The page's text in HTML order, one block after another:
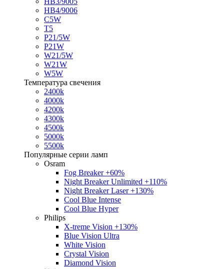
HB4/9006
C5W
T5
P21/5W
P21W
W21/5W
W21W
W5W
Температура свечения
2400k
4000k
4200k
4300k
4500k
5000k
5500k
Популярные серии ламп
Osram
Fog Breaker +60%
Night Breaker Unlimited +110%
Night Breaker Laser +130%
Cool Blue Intense
Cool Blue Hyper
Philips
X-treme Vision +130%
Blue Vision Ultra
White Vision
Crystal Vision
Diamond Vision